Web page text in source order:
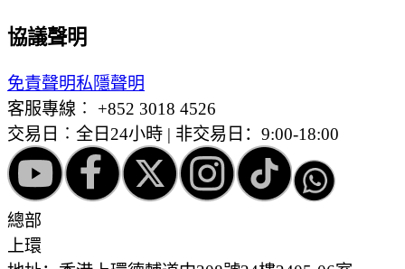
協議聲明
免責聲明私隱聲明
客服專線︰ +852 3018 4526
交易日︰全日24小時 | 非交易日：9:00-18:00
總部
上環